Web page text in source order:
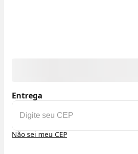
Entrega
Não sei meu CEP